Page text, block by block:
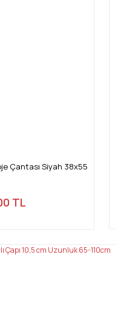
Çantası Siyah 38x55
TL